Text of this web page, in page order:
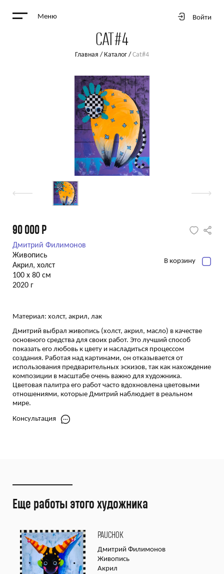
Меню Войти
CAT#4
Главная / Каталог / Cat#4
90 000 Р
Дмитрий Филимонов
Живопись
Акрил, холст
100 х 80 см
2020 г
В корзину
Материал: холст, акрил, лак
Дмитрий выбрал живопись (холст, акрил, масло) в качестве
основного средства для своих работ. Это лучший способ
показать его любовь к цвету и насладиться процессом
создания. Работая над картинами, он отказывается от
использования предварительных эскизов, так как нахождение
композиции в масштабе очень важно для художника.
Цветовая палитра его работ часто вдохновлена цветовыми
отношениями, которые Дмитрий наблюдает в реальном
мире.
Консультация
Еще работы этого художника
PAUCHOK
Дмитрий Филимонов
Живопись
Акрил